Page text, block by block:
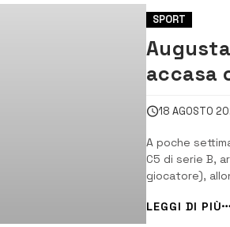
SPORT
accasa
18 AGOSTO
A poche
C5 di serie B,
giocatore),
allettanti sia
LEGGI DI PIÙ